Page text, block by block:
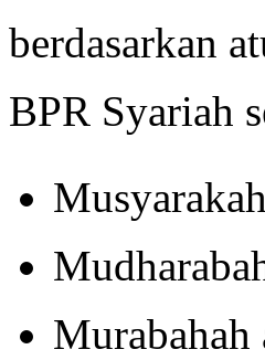
berdasarkan
BPR Syariah
Murabahah